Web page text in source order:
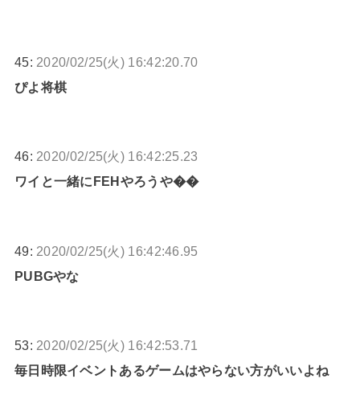
45: 2020/02/25(火) 16:42:20.70
ぴよ将棋
46: 2020/02/25(火) 16:42:25.23
ワイと一緒にFEHやろうや��
49: 2020/02/25(火) 16:42:46.95
PUBGやな
53: 2020/02/25(火) 16:42:53.71
毎日時限イベントあるゲームはやらない方がいいよね